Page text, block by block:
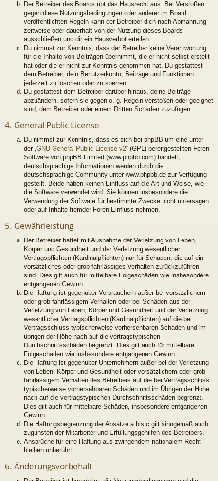
Der Betreiber des Boards übt das Hausrecht aus. Bei Verstößen
gegen diese Nutzungsbedingungen oder anderer im Board
veröffentlichten Regeln kann der Betreiber dich nach Abmahnung
zeitweise oder dauerhaft von der Nutzung dieses Boards
ausschließen und dir ein Hausverbot erteilen.
Du nimmst zur Kenntnis, dass der Betreiber keine Verantwortung
für die Inhalte von Beiträgen übernimmt, die er nicht selbst erstellt
hat oder die er nicht zur Kenntnis genommen hat. Du gestattest
dem Betreiber, dein Benutzerkonto, Beiträge und Funktionen
jederzeit zu löschen oder zu sperren.
Du gestattest dem Betreiber darüber hinaus, deine Beiträge
abzuändern, sofern sie gegen o. g. Regeln verstoßen oder geeignet
sind, dem Betreiber oder einem Dritten Schaden zuzufügen.
4. General Public License
Du nimmst zur Kenntnis, dass es sich bei phpBB um eine unter
der „GNU General Public License v2“ (GPL) bereitgestellten Foren-
Software von phpBB Limited (www.phpbb.com) handelt;
deutschsprachige Informationen werden durch die
deutschsprachige Community unter www.phpbb.de zur Verfügung
gestellt. Beide haben keinen Einfluss auf die Art und Weise, wie
die Software verwendet wird. Sie können insbesondere die
Verwendung der Software für bestimmte Zwecke nicht untersagen
oder auf Inhalte fremder Foren Einfluss nehmen.
5. Gewährleistung
Der Betreiber haftet mit Ausnahme der Verletzung von Leben,
Körper und Gesundheit und der Verletzung wesentlicher
Vertragspflichten (Kardinalpflichten) nur für Schäden, die auf ein
vorsätzliches oder grob fahrlässiges Verhalten zurückzuführen
sind. Dies gilt auch für mittelbare Folgeschäden wie insbesondere
entgangenen Gewinn.
Die Haftung ist gegenüber Verbrauchern außer bei vorsätzlichem
oder grob fahrlässigem Verhalten oder bei Schäden aus der
Verletzung von Leben, Körper und Gesundheit und der Verletzung
wesentlicher Vertragspflichten (Kardinalpflichten) auf die bei
Vertragsschluss typischerweise vorhersehbaren Schäden und im
übrigen der Höhe nach auf die vertragstypischen
Durchschnittsschäden begrenzt. Dies gilt auch für mittelbare
Folgeschäden wie insbesondere entgangenen Gewinn.
Die Haftung ist gegenüber Unternehmern außer bei der Verletzung
von Leben, Körper und Gesundheit oder vorsätzlichem oder grob
fahrlässigem Verhalten des Betreibers auf die bei Vertragsschluss
typischerweise vorhersehbaren Schäden und im Übrigen der Höhe
nach auf die vertragstypischen Durchschnittsschäden begrenzt.
Dies gilt auch für mittelbare Schäden, insbesondere entgangenen
Gewinn.
Die Haftungsbegrenzung der Absätze a bis c gilt sinngemäß auch
zugunsten der Mitarbeiter und Erfüllungsgehilfen des Betreibers.
Ansprüche für eine Haftung aus zwingendem nationalem Recht
bleiben unberührt.
6. Änderungsvorbehalt